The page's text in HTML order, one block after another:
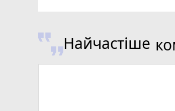
Найчастіше